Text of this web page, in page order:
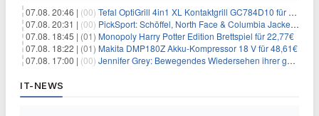
07.08. 20:46 | (00) Tefal OptiGrill 4in1 XL Kontaktgrill GC784D10 für 239,99€
07.08. 20:31 | (00) PickSport: Schöffel, North Face & Columbia Jacken ab 39,60€
07.08. 18:45 | (01) Monopoly Harry Potter Edition Brettspiel für 22,77€
07.08. 18:22 | (01) Makita DMP180Z Akku-Kompressor 18 V für 48,61€
07.08. 17:00 | (00) Jennifer Grey: Bewegendes Wiedersehen ihrer geschiedenen Eltern kurz vor dem Tod ihrer Mutter
IT-NEWS